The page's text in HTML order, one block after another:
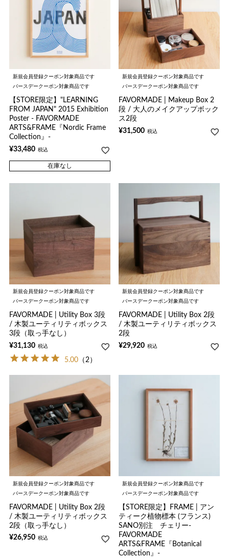
新規会員登録クーポン対象商品です
バースデークーポン対象商品です
【STORE限定】"LEARNING
FROM JAPAN" 2015 Exhibition
Poster - FAVORMADE
ARTS&FRAME『Nordic Frame
Collection』-
¥33,480 税込
在庫なし
新規会員登録クーポン対象商品です
バースデークーポン対象商品です
FAVORMADE | Makeup Box 2
段 / 大人のメイクアップボック
ス2段
¥31,500 税込
新規会員登録クーポン対象商品です
バースデークーポン対象商品です
FAVORMADE | Utility Box 3段
/ 木製ユーティリティボックス
3段（取っ手なし）
¥31,130 税込
5.00 （2）
新規会員登録クーポン対象商品です
バースデークーポン対象商品です
FAVORMADE | Utility Box 2段
/ 木製ユーティリティボックス
2段
¥29,920 税込
新規会員登録クーポン対象商品です
バースデークーポン対象商品です
FAVORMADE | Utility Box 2段
/ 木製ユーティリティボックス
2段（取っ手なし）
¥26,950 税込
新規会員登録クーポン対象商品です
バースデークーポン対象商品です
【STORE限定】FRAME | アン
ティーク植物標本 (フランス)
SANO別注 チェリー-
FAVORMADE
ARTS&FRAME『Botanical
Collection』-